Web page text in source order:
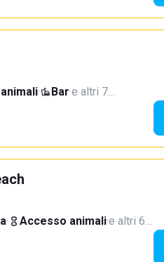
· Bar·e altri 7…
· Accesso animali·e altri 6…